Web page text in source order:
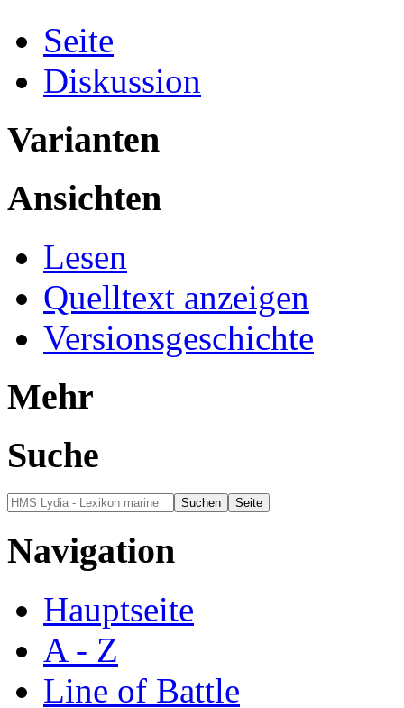
Seite
Diskussion
Varianten
Ansichten
Lesen
Quelltext anzeigen
Versionsgeschichte
Mehr
Suche
Navigation
Hauptseite
A - Z
Line of Battle